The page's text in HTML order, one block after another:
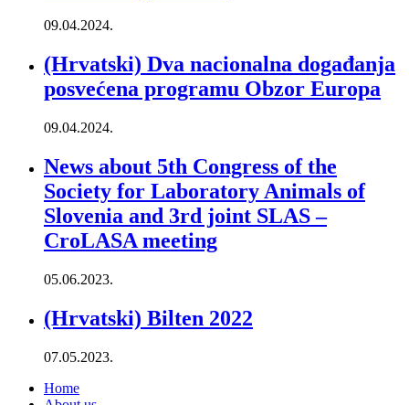
09.04.2024.
(Hrvatski) Dva nacionalna događanja
posvećena programu Obzor Europa
09.04.2024.
News about 5th Congress of the
Society for Laboratory Animals of
Slovenia and 3rd joint SLAS –
CroLASA meeting
05.06.2023.
(Hrvatski) Bilten 2022
07.05.2023.
Home